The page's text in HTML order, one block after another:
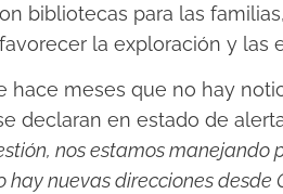
bibliotecas para las
la exploración y las
hace meses que no hay
declaran en estado de
nos estamos manejando
hay nuevas direcciones desde